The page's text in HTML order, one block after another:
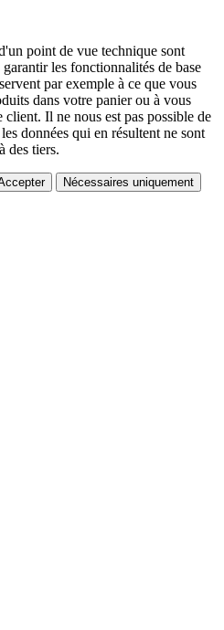
point de vue technique sont
les fonctionnalités de base
par exemple à ce que vous
dans votre panier ou à vous
client. Il ne nous est pas possible de
données qui en résultent ne sont
des tiers.
Nécessaires uniquement